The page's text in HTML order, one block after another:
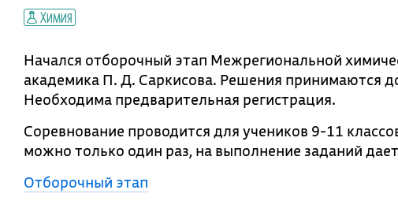
Химия
Начался отборочный этап Межрегиональной
академика П. Д. Саркисова. Решения принимаются
Необходима предварительная регистрация.
Соревнование проводится для учеников 9-11
можно только один раз, на выполнение заданий
Отборочный этап